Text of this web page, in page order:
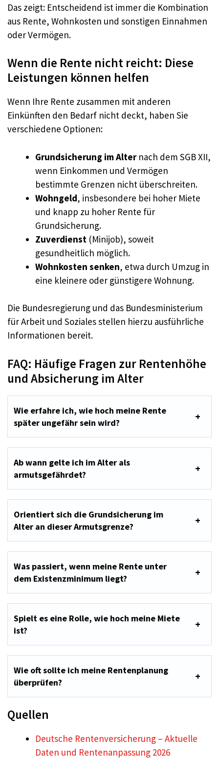
Das zeigt: Entscheidend ist immer die Kombination
aus Rente, Wohnkosten und sonstigen Einnahmen
oder Vermögen.
Wenn die Rente nicht reicht: Diese
Leistungen können helfen
Wenn Ihre Rente zusammen mit anderen
Einkünften den Bedarf nicht deckt, haben Sie
verschiedene Optionen:
Grundsicherung im Alternach dem SGB XII,
wenn Einkommen und Vermögen
bestimmte Grenzen nicht überschreiten.
Wohngeld, insbesondere bei hoher Miete
und knapp zu hoher Rente für
Grundsicherung.
Zuverdienst (Minijob), soweit
gesundheitlich möglich.
Wohnkosten senken, etwa durch Umzug in
eine kleinere oder günstigere Wohnung.
Die Bundesregierung und das Bundesministerium
für Arbeit und Soziales stellen hierzu ausführliche
Informationen bereit.
FAQ: Häufige Fragen zur Rentenhöhe
und Absicherung im Alter
Wie erfahre ich, wie hoch meine Rente
später ungefähr sein wird?
Ab wann gelte ich im Alter als
armutsgefährdet?
Orientiert sich die Grundsicherung im
Alter an dieser Armutsgrenze?
Was passiert, wenn meine Rente unter
dem Existenzminimum liegt?
Spielt es eine Rolle, wie hoch meine Miete
ist?
Wie oft sollte ich meine Rentenplanung
überprüfen?
Quellen
Deutsche Rentenversicherung – Aktuelle
Daten und Rentenanpassung 2026